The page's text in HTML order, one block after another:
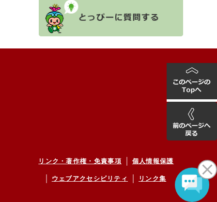
リンク・著作権・免責事項 個人情報保護
ウェブアクセシビリティ リンク集